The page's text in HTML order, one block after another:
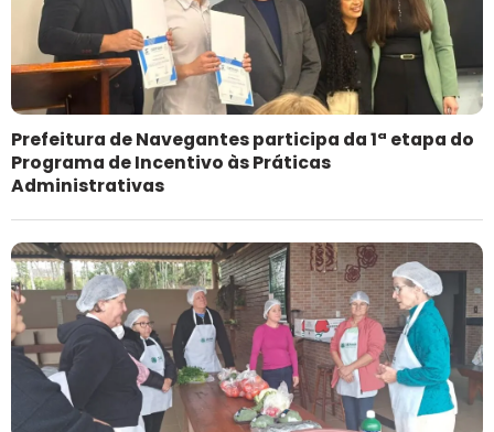
Prefeitura de Navegantes participa da 1ª etapa do
Programa de Incentivo às Práticas
Administrativas